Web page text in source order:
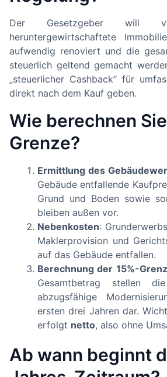
Der Gesetzgeber will
heruntergewirtschaftete
aufwendig renoviert und die
steuerlich geltend gemacht
„steuerlicher Cashback“ für
direkt nach dem Kauf geben.
Wie berechnen
Grenze?
Ermittlung des
Gebäude entfallende
Grund und Boden sowie
bleiben außen vor.
Nebenkosten:
Maklerprovision und
auf das Gebäude entfallen.
Berechnung der 15%-
Gesamtbetrag stellen
abzugsfähige
ersten drei Jahren dar.
erfolgt netto, also ohne
Ab wann beginnt